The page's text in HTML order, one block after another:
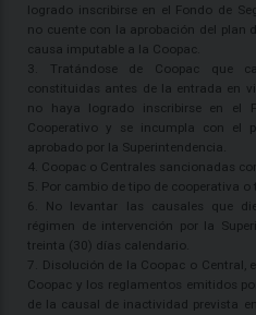
logrado inscribirse en el Fondo de
no cuente con la aprobación del plan
causa imputable a la Coopac.
3. Tratándose de Coopac que
constituidas antes de la entrada en
no haya logrado inscribirse en el
Cooperativo y se incumpla con el
aprobado por la Superintendencia.
4. Coopac o Centrales sancionadas
5. Por cambio de tipo de cooperativa o
6. No levantar las causales que
régimen de intervención por la
treinta (30) días calendario.
7. Disolución de la Coopac o Central,
Coopac y los reglamentos emitidos
de la causal de inactividad prevista